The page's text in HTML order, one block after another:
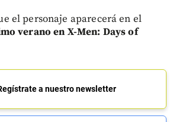
el personaje aparecerá en el
verano en X-Men: Days of
a nuestro newsletter